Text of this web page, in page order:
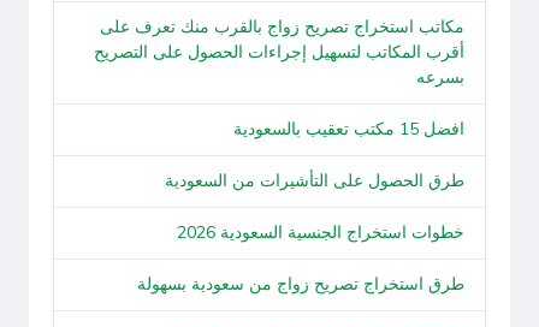
مكاتب استخراج تصريح زواج بالقرب منك تعرف على
أقرب المكاتب لتسهيل إجراءات الحصول على التصريح
بسرعه
افضل 15 مكتب تعقيب بالسعودية
طرق الحصول على التأشيرات من السعودية
خطوات استخراج الجنسية السعودية 2026
طرق استخراج تصريح زواج من سعودية بسهولة